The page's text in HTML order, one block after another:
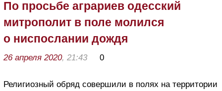
По просьбе аграриев одесский
митрополит в поле молился
о ниспослании дождя
26 апреля 2020, 21:43 0
Религиозный обряд совершили в полях на территории